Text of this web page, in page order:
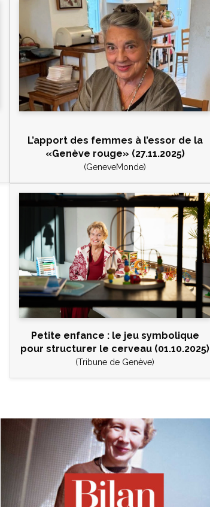
L’apport des femmes à l’essor de la
«Genève rouge» (27.11.2025)
(GeneveMonde)
Petite enfance : le jeu symbolique
pour structurer le cerveau (01.10.2025)
(Tribune de Genève)